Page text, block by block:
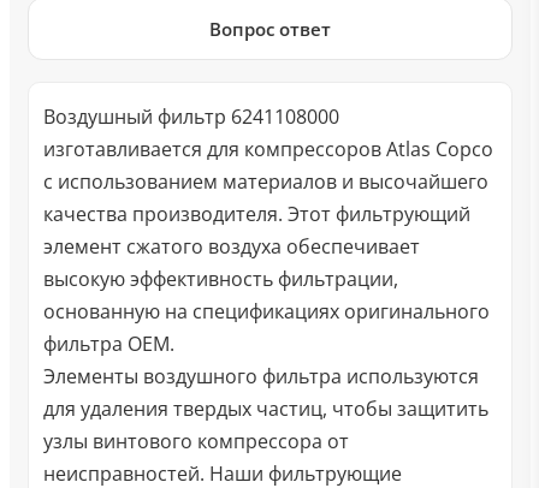
Вопрос ответ
Воздушный фильтр 6241108000
изготавливается для компрессоров Atlas Copco
с использованием материалов и высочайшего
качества производителя. Этот фильтрующий
элемент сжатого воздуха обеспечивает
высокую эффективность фильтрации,
основанную на спецификациях оригинального
фильтра OEM.
Элементы воздушного фильтра используются
для удаления твердых частиц, чтобы защитить
узлы винтового компрессора от
неисправностей. Наши фильтрующие